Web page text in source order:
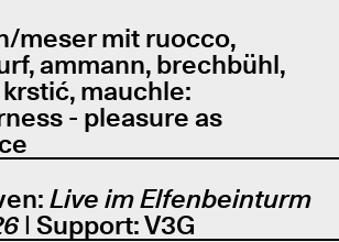
meser mit ruocco,
ammann, brechbühl,
mauchle:
- pleasure as
Live im Elfenbeinturm
| Support: V3G